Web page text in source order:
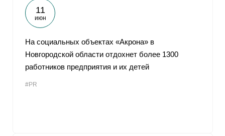
11
июн
На социальных объектах «Акрона» в
Новгородской области отдохнет более 1300
работников предприятия и их детей
#PR